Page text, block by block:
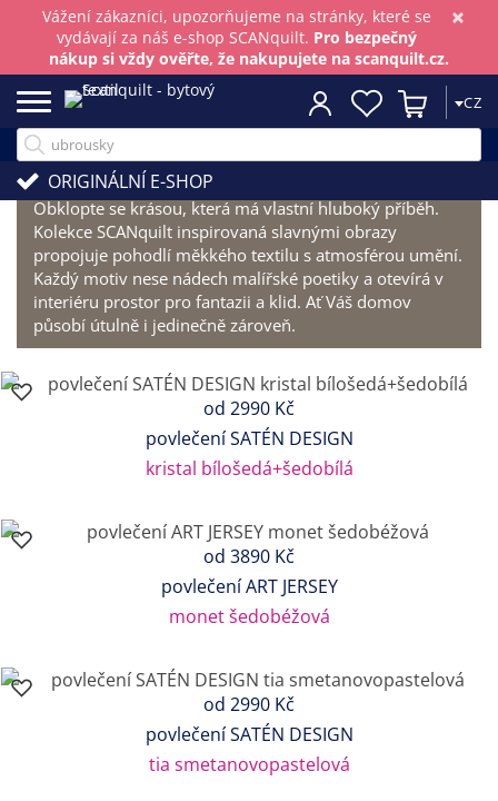
×
Vážení zákazníci, upozorňujeme na stránky, které se
vydávají za náš e-shop SCANquilt. Pro bezpečný
nákup si vždy ověřte, že nakupujete na scanquilt.cz.
CZ
ORIGINÁLNÍ E-SHOP
Kouzlo umění
Obklopte se krásou, která má vlastní hluboký příběh.
Kolekce SCANquilt inspirovaná slavnými obrazy
propojuje pohodlí měkkého textilu s atmosférou umění.
Každý motiv nese nádech malířské poetiky a otevírá v
interiéru prostor pro fantazii a klid. Ať Váš domov
působí útulně i jedinečně zároveň.
od 2990 Kč
povlečení SATÉN DESIGN
kristal bílošedá+šedobílá
od 3890 Kč
povlečení ART JERSEY
monet šedobéžová
od 2990 Kč
povlečení SATÉN DESIGN
tia smetanovopastelová